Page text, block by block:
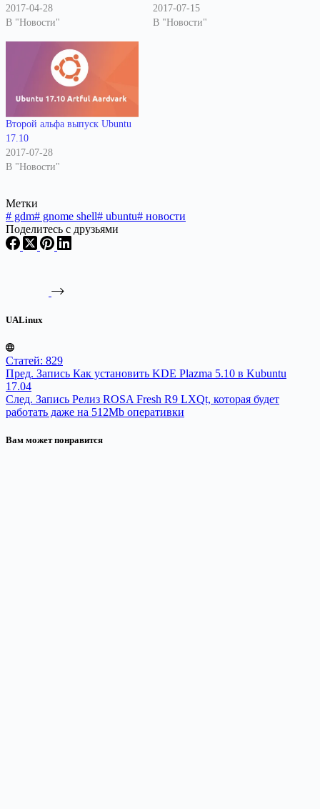
2017-04-28
В "Новости"
2017-07-15
В "Новости"
Второй альфа выпуск Ubuntu
17.10
2017-07-28
В "Новости"
Метки
# gdm# gnome shell# ubuntu# новости
Поделитесь с друзьями
UALinux
Статей: 829
Пред. Запись Как установить KDE Plazma 5.10 в Kubuntu
17.04
След. Запись Релиз ROSA Fresh R9 LXQt, которая будет
работать даже на 512Mb оперативки
Вам может понравится